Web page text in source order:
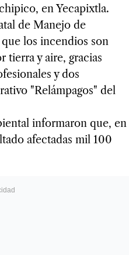
en Yecapixtla.
de Manejo de
los incendios son
tierra y aire, gracias
y dos
"Relámpagos" del
informaron que, en
afectadas mil 100